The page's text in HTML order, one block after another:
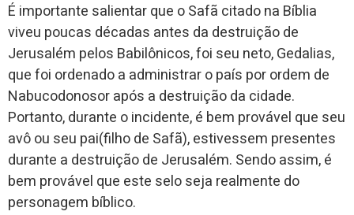
É importante salientar que o Safã citado na Bíblia
viveu poucas décadas antes da destruição de
Jerusalém pelos Babilônicos, foi seu neto, Gedalias,
que foi ordenado a administrar o país por ordem de
Nabucodonosor após a destruição da cidade.
Portanto, durante o incidente, é bem provável que seu
avô ou seu pai(filho de Safã), estivessem presentes
durante a destruição de Jerusalém. Sendo assim, é
bem provável que este selo seja realmente do
personagem bíblico.